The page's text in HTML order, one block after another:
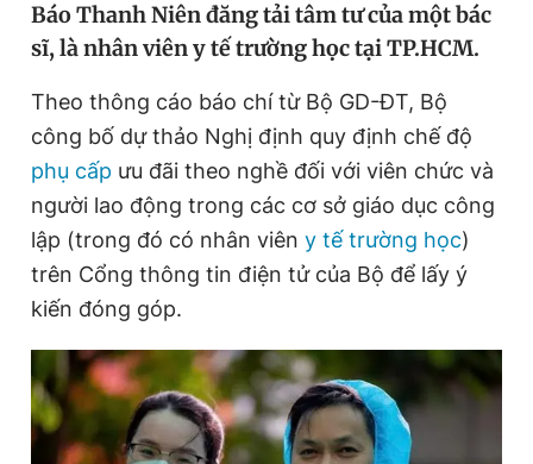
Sản phẩm khác
Tiện ích Bạn cần biết
Thông tin tòa soạn Liên hệ quảng cáo
Đọc Thanh Niên trên điện thoại
Báo Thanh Niên đăng tải tâm tư của một bác
sĩ, là nhân viên y tế trường học tại TP.HCM.
Theo thông cáo báo chí từ Bộ GD-ĐT, Bộ
công bố dự thảo Nghị định quy định chế độ
phụ cấp ưu đãi theo nghề đối với viên chức và
người lao động trong các cơ sở giáo dục công
lập (trong đó có nhân viên y tế trường học)
trên Cổng thông tin điện tử của Bộ để lấy ý
kiến đóng góp.